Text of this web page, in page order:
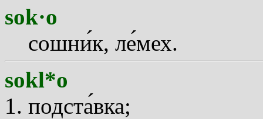
sok·o
сошник, лемех.
sokl*o
подставка;